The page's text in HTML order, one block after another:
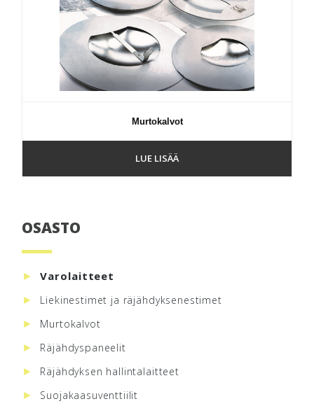
Murtokalvot
LUE LISÄÄ
Ensisijainen
sivupalkki
OSASTO
Varolaitteet
Liekinestimet ja räjähdyksenestimet
Murtokalvot
Räjähdyspaneelit
Räjähdyksen hallintalaitteet
Suojakaasuventtiilit